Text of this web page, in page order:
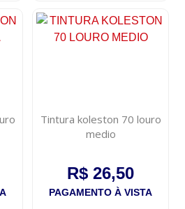
Tintura koleston 70 louro
medio
R$ 26,50
PAGAMENTO À VISTA